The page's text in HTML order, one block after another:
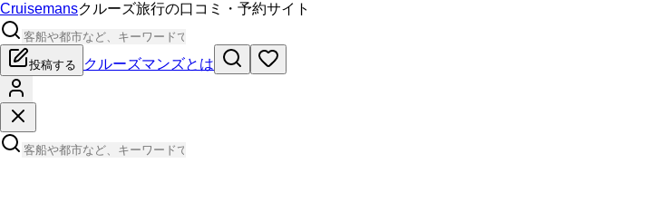
Cruisemansクルーズ旅行の口コミ・予約サイト
投稿する クルーズマンズとは